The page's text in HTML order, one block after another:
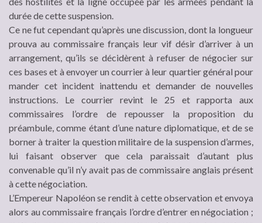
durée de cette suspension.
Ce ne fut cependant qu’après une discussion, dont la longueur
prouva au commissaire français leur vif désir d’arriver à un
arrangement, qu’ils se décidèrent à refuser de négocier sur
ces bases et à envoyer un courrier à leur quartier général pour
mander cet incident inattendu et demander de nouvelles
instructions. Le courrier revint le 25 et rapporta aux
commissaires l’ordre de repousser la proposition du
préambule, comme étant d’une nature diplomatique, et de se
borner à traiter la question militaire de la suspension d’armes,
lui faisant observer que cela paraissait d’autant plus
convenable qu’il n’y avait pas de commissaire anglais présent
à cette négociation.
L’Empereur Napoléon se rendit à cette observation et envoya
alors au commissaire français l’ordre d’entrer en négociation ;